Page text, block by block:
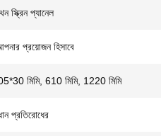
স্ক্রিন প্যানেল
প্রয়োজন হিসাবে
মিমি, 610 মিমি, 1220 মিমি
প্রতিরোধের